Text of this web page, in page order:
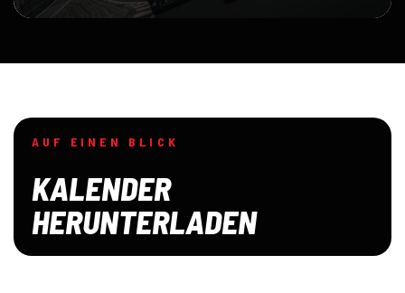
AUF EINEN BLICK
KALENDER
HERUNTERLADEN